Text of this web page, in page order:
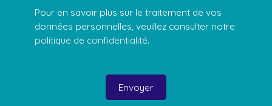
Pour en savoir plus sur le traitement de vos
données personnelles, veuillez consulter notre
politique de confidentialité.
Envoyer